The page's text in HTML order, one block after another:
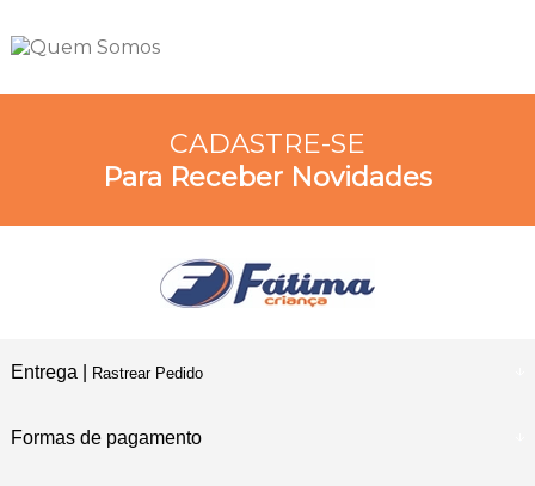
CADASTRE-SE
Para Receber Novidades
Entrega | Rastrear Pedido
Formas de pagamento